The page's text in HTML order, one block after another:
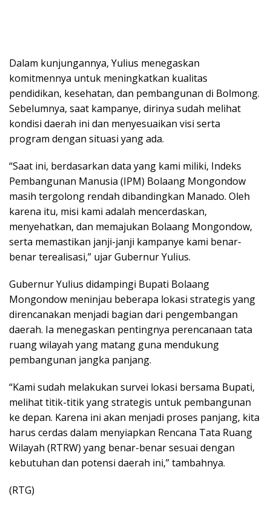
Dalam kunjungannya, Yulius menegaskan
komitmennya untuk meningkatkan kualitas
pendidikan, kesehatan, dan pembangunan di Bolmong.
Sebelumnya, saat kampanye, dirinya sudah melihat
kondisi daerah ini dan menyesuaikan visi serta
program dengan situasi yang ada.
“Saat ini, berdasarkan data yang kami miliki, Indeks
Pembangunan Manusia (IPM) Bolaang Mongondow
masih tergolong rendah dibandingkan Manado. Oleh
karena itu, misi kami adalah mencerdaskan,
menyehatkan, dan memajukan Bolaang Mongondow,
serta memastikan janji-janji kampanye kami benar-
benar terealisasi,” ujar Gubernur Yulius.
Gubernur Yulius didampingi Bupati Bolaang
Mongondow meninjau beberapa lokasi strategis yang
direncanakan menjadi bagian dari pengembangan
daerah. Ia menegaskan pentingnya perencanaan tata
ruang wilayah yang matang guna mendukung
pembangunan jangka panjang.
“Kami sudah melakukan survei lokasi bersama Bupati,
melihat titik-titik yang strategis untuk pembangunan
ke depan. Karena ini akan menjadi proses panjang, kita
harus cerdas dalam menyiapkan Rencana Tata Ruang
Wilayah (RTRW) yang benar-benar sesuai dengan
kebutuhan dan potensi daerah ini,” tambahnya.
(RTG)